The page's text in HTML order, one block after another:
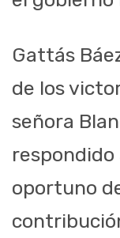
Gattás
de los
señora
respondido
oportuno